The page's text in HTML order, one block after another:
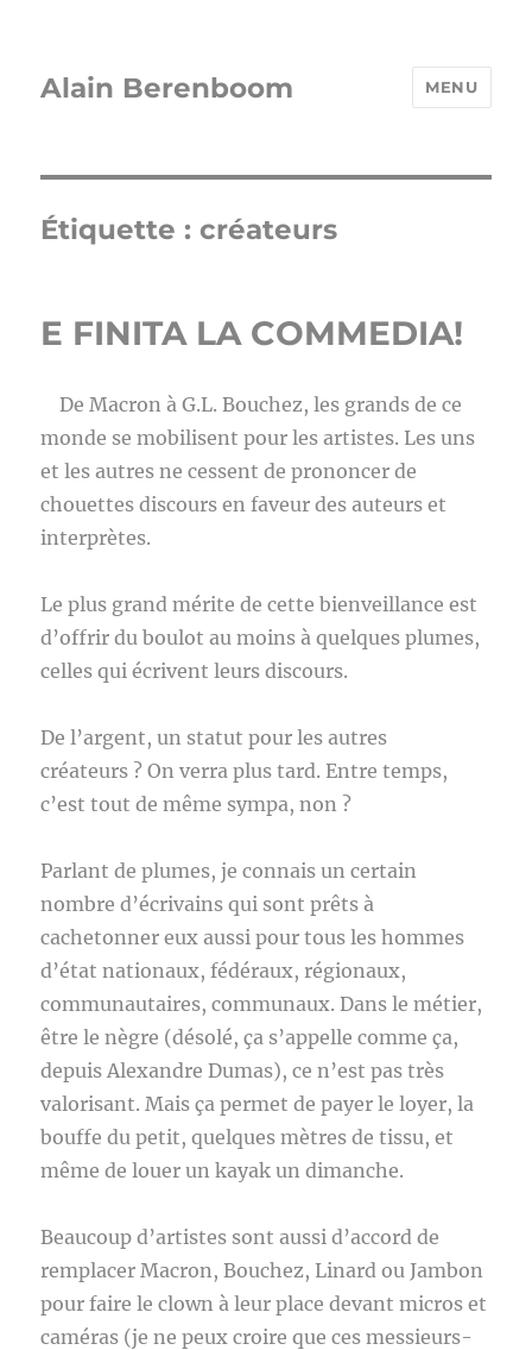
Alain Berenboom MENU
Étiquette :créateurs
E FINITA LA COMMEDIA!
De Macron à G.L. Bouchez, les grands de ce
monde se mobilisent pour les artistes. Les uns
et les autres ne cessent de prononcer de
chouettes discours en faveur des auteurs et
interprètes.
Le plus grand mérite de cette bienveillance est
d’offrir du boulot au moins à quelques plumes,
celles qui écrivent leurs discours.
De l’argent, un statut pour les autres
créateurs ? On verra plus tard. Entre temps,
c’est tout de même sympa, non ?
Parlant de plumes, je connais un certain
nombre d’écrivains qui sont prêts à
cachetonner eux aussi pour tous les hommes
d’état nationaux, fédéraux, régionaux,
communautaires, communaux. Dans le métier,
être le nègre (désolé, ça s’appelle comme ça,
depuis Alexandre Dumas), ce n’est pas très
valorisant. Mais ça permet de payer le loyer, la
bouffe du petit, quelques mètres de tissu, et
même de louer un kayak un dimanche.
Beaucoup d’artistes sont aussi d’accord de
remplacer Macron, Bouchez, Linard ou Jambon
pour faire le clown à leur place devant micros et
caméras (je ne peux croire que ces messieurs-